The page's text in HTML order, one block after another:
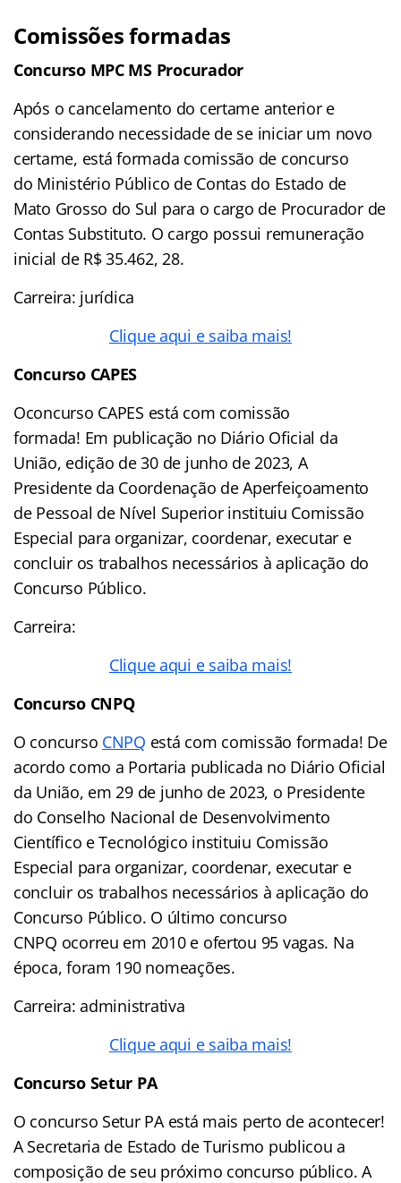
Comissões formadas
Concurso MPC MS Procurador
Após o cancelamento do certame anterior e
considerando necessidade de se iniciar um novo
certame, está formada comissão de concurso
do Ministério Público de Contas do Estado de
Mato Grosso do Sul para o cargo de Procurador de
Contas Substituto. O cargo possui remuneração
inicial de R$ 35.462, 28.
Carreira: jurídica
Clique aqui e saiba mais!
Concurso CAPES
Oconcurso CAPES está com comissão
formada! Em publicação no Diário Oficial da
União, edição de 30 de junho de 2023, A
Presidente da Coordenação de Aperfeiçoamento
de Pessoal de Nível Superior instituiu Comissão
Especial para organizar, coordenar, executar e
concluir os trabalhos necessários à aplicação do
Concurso Público.
Carreira:
Clique aqui e saiba mais!
Concurso CNPQ
O concurso CNPQ está com comissão formada! De
acordo como a Portaria publicada no Diário Oficial
da União, em 29 de junho de 2023, o Presidente
do Conselho Nacional de Desenvolvimento
Científico e Tecnológico instituiu Comissão
Especial para organizar, coordenar, executar e
concluir os trabalhos necessários à aplicação do
Concurso Público. O último concurso
CNPQ ocorreu em 2010 e ofertou 95 vagas. Na
época, foram 190 nomeações.
Carreira: administrativa
Clique aqui e saiba mais!
Concurso Setur PA
O concurso Setur PA está mais perto de acontecer!
A Secretaria de Estado de Turismo publicou a
composição de seu próximo concurso público. A